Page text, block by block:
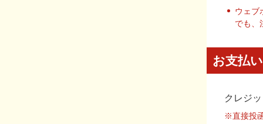
ウェブ
でも、
お支払
クレジ
※直接投